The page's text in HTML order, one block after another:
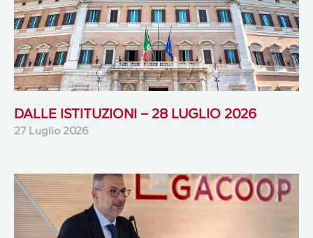
DALLE ISTITUZIONI – 28 LUGLIO 2026
27 Luglio 2026